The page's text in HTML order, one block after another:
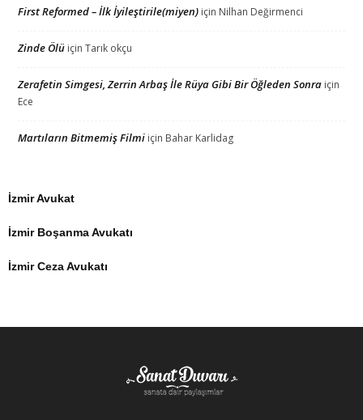
First Reformed – İlk İyileştirile(miyen) için Nilhan Değirmenci
Zinde Ölü için Tarık okçu
Zerafetin Simgesi, Zerrin Arbaş İle Rüya Gibi Bir Öğleden Sonra için
Ece
Martıların Bitmemiş Filmi için Bahar Karlidag
İzmir Avukat
İzmir Boşanma Avukatı
İzmir Ceza Avukatı